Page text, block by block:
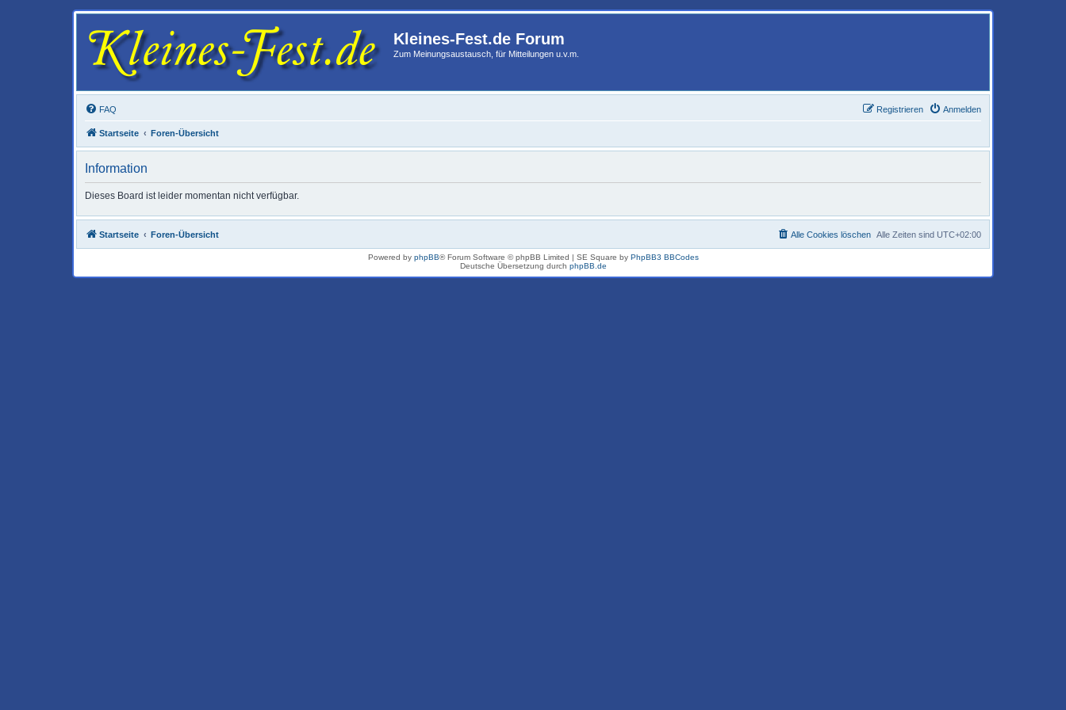
Kleines-Fest.de Forum
Zum Meinungsaustausch, für Mitteilungen u.v.m.
FAQ Anmelden
Registrieren
Startseite Foren-Übersicht
Information
Dieses Board ist leider momentan nicht verfügbar.
Startseite Foren-Übersicht Alle Zeiten sind UTC+02:00
Alle Cookies löschen
Powered by phpBB® Forum Software © phpBB Limited | SE Square by PhpBB3 BBCodes
Deutsche Übersetzung durch phpBB.de